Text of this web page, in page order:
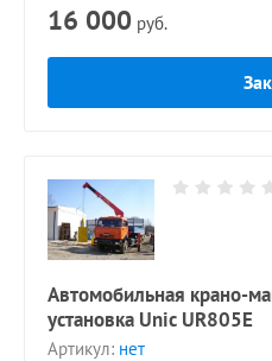
16 000 руб.
Автомобильная крано-
установка Unic UR805Е
Артикул: нет